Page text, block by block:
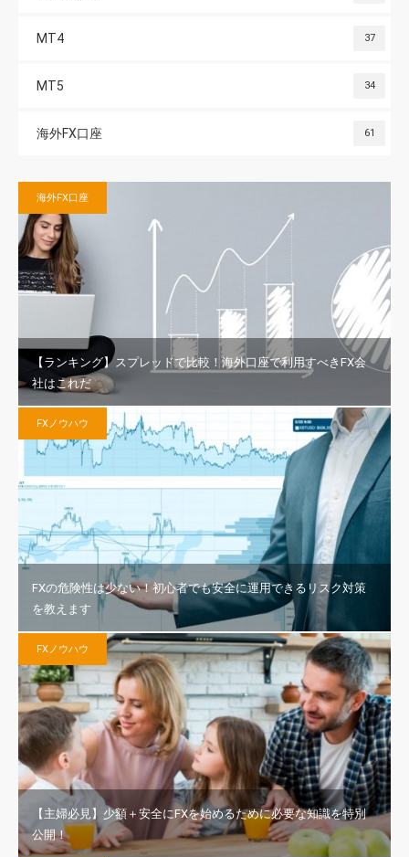
MT4 37
MT5 34
海外FX口座 61
海外FX口座
【ランキング】スプレッドで比較！海外口座で利用すべきFX会
社はこれだ
FXノウハウ
FXの危険性は少ない！初心者でも安全に運用できるリスク対策
を教えます
FXノウハウ
【主婦必見】少額＋安全にFXを始めるために必要な知識を特別
公開！